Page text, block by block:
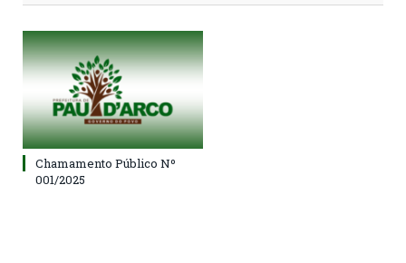
Chamamento Público Nº
001/2025